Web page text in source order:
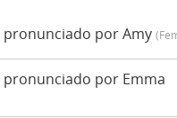
pronunciado por Amy
pronunciado por Emma